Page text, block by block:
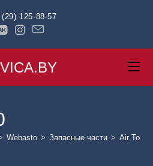
125-88-57
Webasto > Запасные части > Air Top